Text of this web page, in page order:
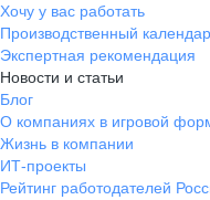
Хочу у вас работать
Производственный
Экспертная рекомендация
Новости и статьи
Блог
О компаниях в игровой
Жизнь в компании
ИТ-проекты
Рейтинг работодателей